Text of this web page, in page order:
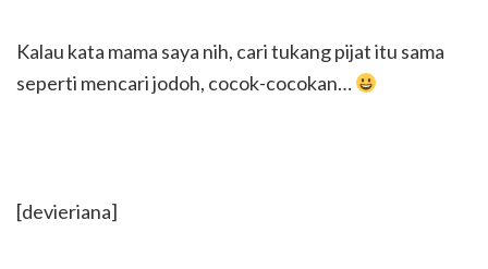
Kalau kata mama saya nih, cari tukang pijat itu sama
seperti mencari jodoh, cocok-cocokan…
[devieriana]